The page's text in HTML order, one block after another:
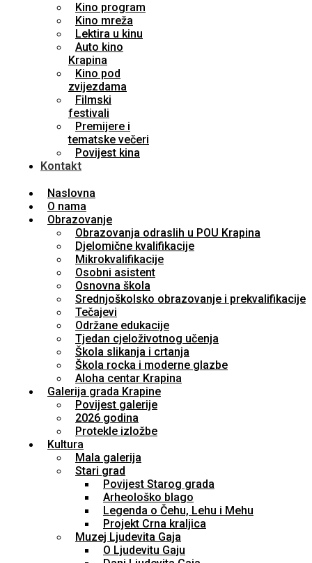
Kino program
Kino mreža
Lektira u kinu
Auto kino
Krapina
Kino pod
zvijezdama
Filmski
festivali
Premijere i
tematske večeri
Povijest kina
Kontakt
Naslovna
O nama
Obrazovanje
Obrazovanja odraslih u POU Krapina
Djelomične kvalifikacije
Mikrokvalifikacije
Osobni asistent
Osnovna škola
Srednjoškolsko obrazovanje i prekvalifikacije
Tečajevi
Održane edukacije
Tjedan cjeloživotnog učenja
Škola slikanja i crtanja
Škola rocka i moderne glazbe
Aloha centar Krapina
Galerija grada Krapine
Povijest galerije
2026 godina
Protekle izložbe
Kultura
Mala galerija
Stari grad
Povijest Starog grada
Arheološko blago
Legenda o Čehu, Lehu i Mehu
Projekt Crna kraljica
Muzej Ljudevita Gaja
O Ljudevitu Gaju